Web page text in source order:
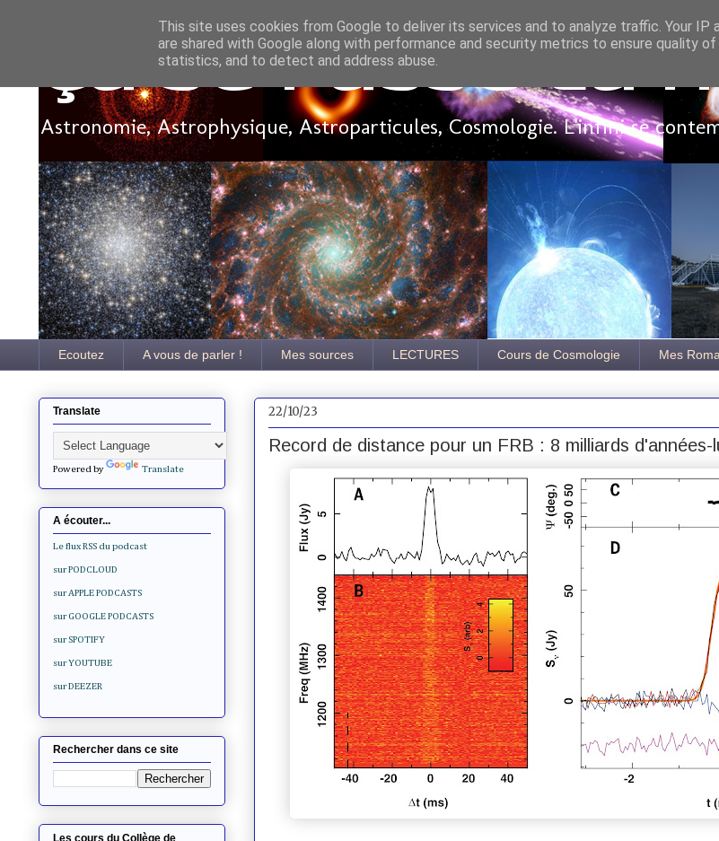
Ça se passe là
Astronomie, Astrophysique, Astroparticules, Cosmologie. L'infini se
Ecoutez A vous de parler ! Mes sources LECTURES Cours de Cosmologie Mes
22/10/23
Record de distance pour un FRB : 8 milliards d'années-
Translate
Powered by Translate
A écouter...
Le flux RSS du podcast
sur PODCLOUD
sur APPLE PODCASTS
sur GOOGLE PODCASTS
sur SPOTIFY
sur YOUTUBE
sur DEEZER
Rechercher dans ce site
Les cours du Collège de
This site uses cookies from Google to deliver its services and to analyze traffic. Your IP
are shared with Google along with performance and security metrics to ensure quality
statistics, and to detect and address abuse.